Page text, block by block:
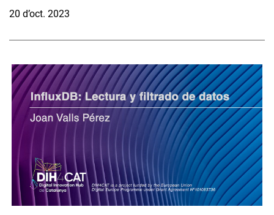
20 d’oct. 2023